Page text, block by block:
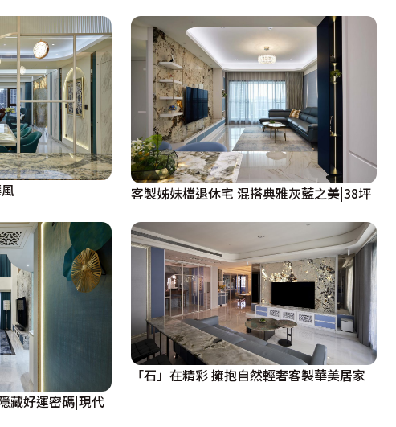
客製姊妹檔退休宅 混搭典雅灰藍之美|38坪
藏好運密碼|現代
「石」在精彩 擁抱自然輕奢客製華美居家